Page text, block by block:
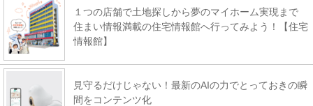
１つの店舗で土地探しから夢のマイホーム実現まで
住まい情報満載の住宅情報館へ行ってみよう！【住宅
情報館】
見守るだけじゃない！最新のAIの力でとっておきの瞬
間をコンテンツ化